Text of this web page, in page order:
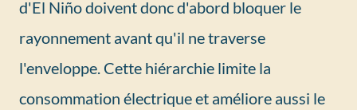
d'El Niño doivent donc d'abord bloquer le
rayonnement avant qu'il ne traverse
l'enveloppe. Cette hiérarchie limite la
consommation électrique et améliore aussi le